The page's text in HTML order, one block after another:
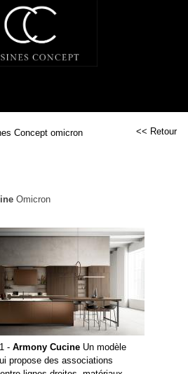
Concept omicron << Retour
Omicron
- Armony CucineUn modèle
propose des associations